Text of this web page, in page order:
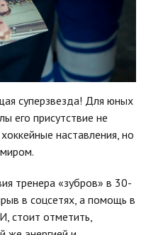
суперзвезда! Для юных
его присутствие не
наставления, но
тренера «зубров» в 30-
в соцсетях, а помощь в
стоит отметить,